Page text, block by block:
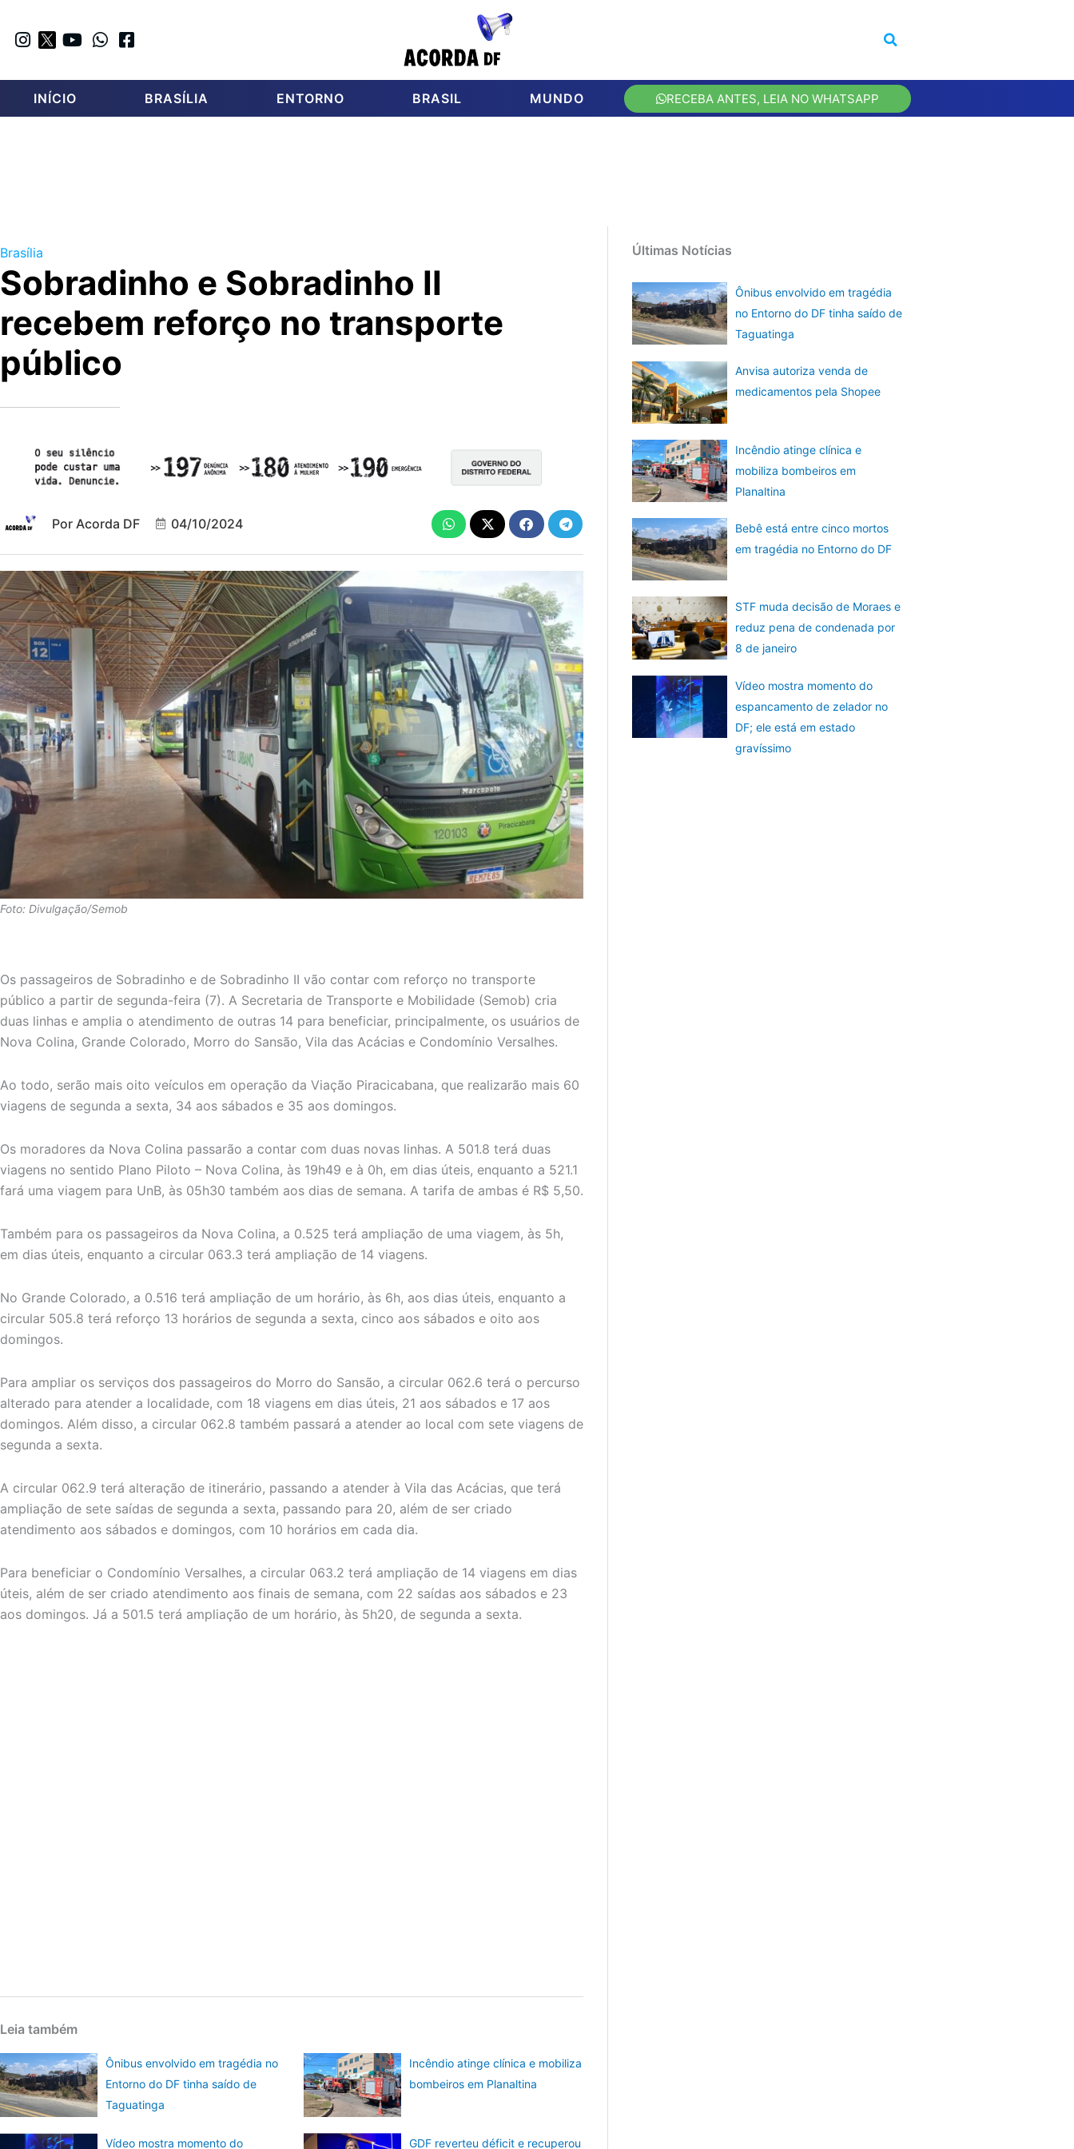
INÍCIO BRASÍLIA ENTORNO BRASIL MUNDO RECEBA ANTES, LEIA NO WHATSAPP
Brasília
Sobradinho e Sobradinho II
recebem reforço no transporte
público
Por Acorda DF 04/10/2024
Foto: Divulgação/Semob
Os passageiros de Sobradinho e de Sobradinho II vão contar com reforço no transporte
público a partir de segunda-feira (7). A Secretaria de Transporte e Mobilidade (Semob) cria
duas linhas e amplia o atendimento de outras 14 para beneficiar, principalmente, os usuários de
Nova Colina, Grande Colorado, Morro do Sansão, Vila das Acácias e Condomínio Versalhes.
Ao todo, serão mais oito veículos em operação da Viação Piracicabana, que realizarão mais 60
viagens de segunda a sexta, 34 aos sábados e 35 aos domingos.
Os moradores da Nova Colina passarão a contar com duas novas linhas. A 501.8 terá duas
viagens no sentido Plano Piloto – Nova Colina, às 19h49 e à 0h, em dias úteis, enquanto a 521.1
fará uma viagem para UnB, às 05h30 também aos dias de semana. A tarifa de ambas é R$ 5,50.
Também para os passageiros da Nova Colina, a 0.525 terá ampliação de uma viagem, às 5h,
em dias úteis, enquanto a circular 063.3 terá ampliação de 14 viagens.
No Grande Colorado, a 0.516 terá ampliação de um horário, às 6h, aos dias úteis, enquanto a
circular 505.8 terá reforço 13 horários de segunda a sexta, cinco aos sábados e oito aos
domingos.
Para ampliar os serviços dos passageiros do Morro do Sansão, a circular 062.6 terá o percurso
alterado para atender a localidade, com 18 viagens em dias úteis, 21 aos sábados e 17 aos
domingos. Além disso, a circular 062.8 também passará a atender ao local com sete viagens de
segunda a sexta.
A circular 062.9 terá alteração de itinerário, passando a atender à Vila das Acácias, que terá
ampliação de sete saídas de segunda a sexta, passando para 20, além de ser criado
atendimento aos sábados e domingos, com 10 horários em cada dia.
Para beneficiar o Condomínio Versalhes, a circular 063.2 terá ampliação de 14 viagens em dias
úteis, além de ser criado atendimento aos finais de semana, com 22 saídas aos sábados e 23
aos domingos. Já a 501.5 terá ampliação de um horário, às 5h20, de segunda a sexta.
Leia também
Ônibus envolvido em tragédia no
Entorno do DF tinha saído de
Taguatinga
Incêndio atinge clínica e mobiliza
bombeiros em Planaltina
Vídeo mostra momento do GDF reverteu déficit e recuperou
Últimas Notícias
Ônibus envolvido em tragédia
no Entorno do DF tinha saído de
Taguatinga
Anvisa autoriza venda de
medicamentos pela Shopee
Incêndio atinge clínica e
mobiliza bombeiros em
Planaltina
Bebê está entre cinco mortos
em tragédia no Entorno do DF
STF muda decisão de Moraes e
reduz pena de condenada por
8 de janeiro
Vídeo mostra momento do
espancamento de zelador no
DF; ele está em estado
gravíssimo